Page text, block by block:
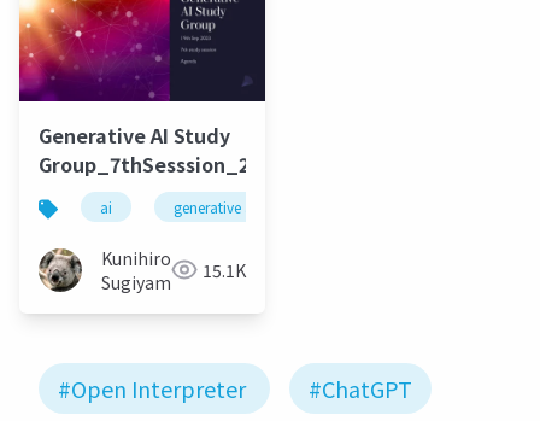
Generative AI Study
Group_7thSesssion_20230919
ai generative ai
Kunihiro
Sugiyama
15.1K
#Open Interpreter #ChatGPT